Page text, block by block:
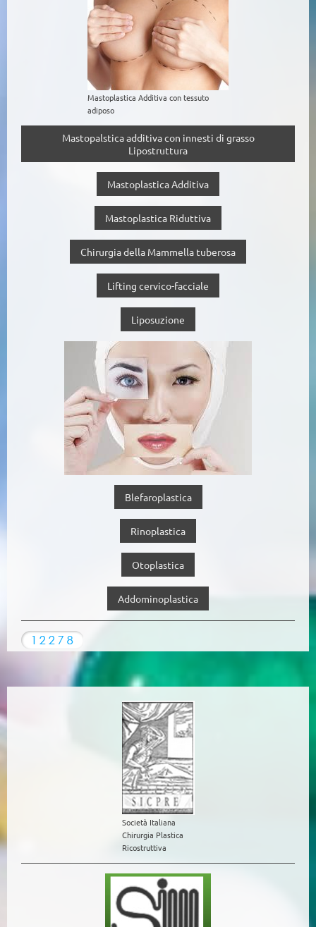
Mastoplastica Additiva con tessuto
adiposo
Mastopalstica additiva con innesti di grasso
Lipostruttura
Mastoplastica Additiva
Mastoplastica Riduttiva
Chirurgia della Mammella tuberosa
Lifting cervico-facciale
Liposuzione
Blefaroplastica
Rinoplastica
Otoplastica
Addominoplastica
Società Italiana
Chirurgia Plastica
Ricostruttiva